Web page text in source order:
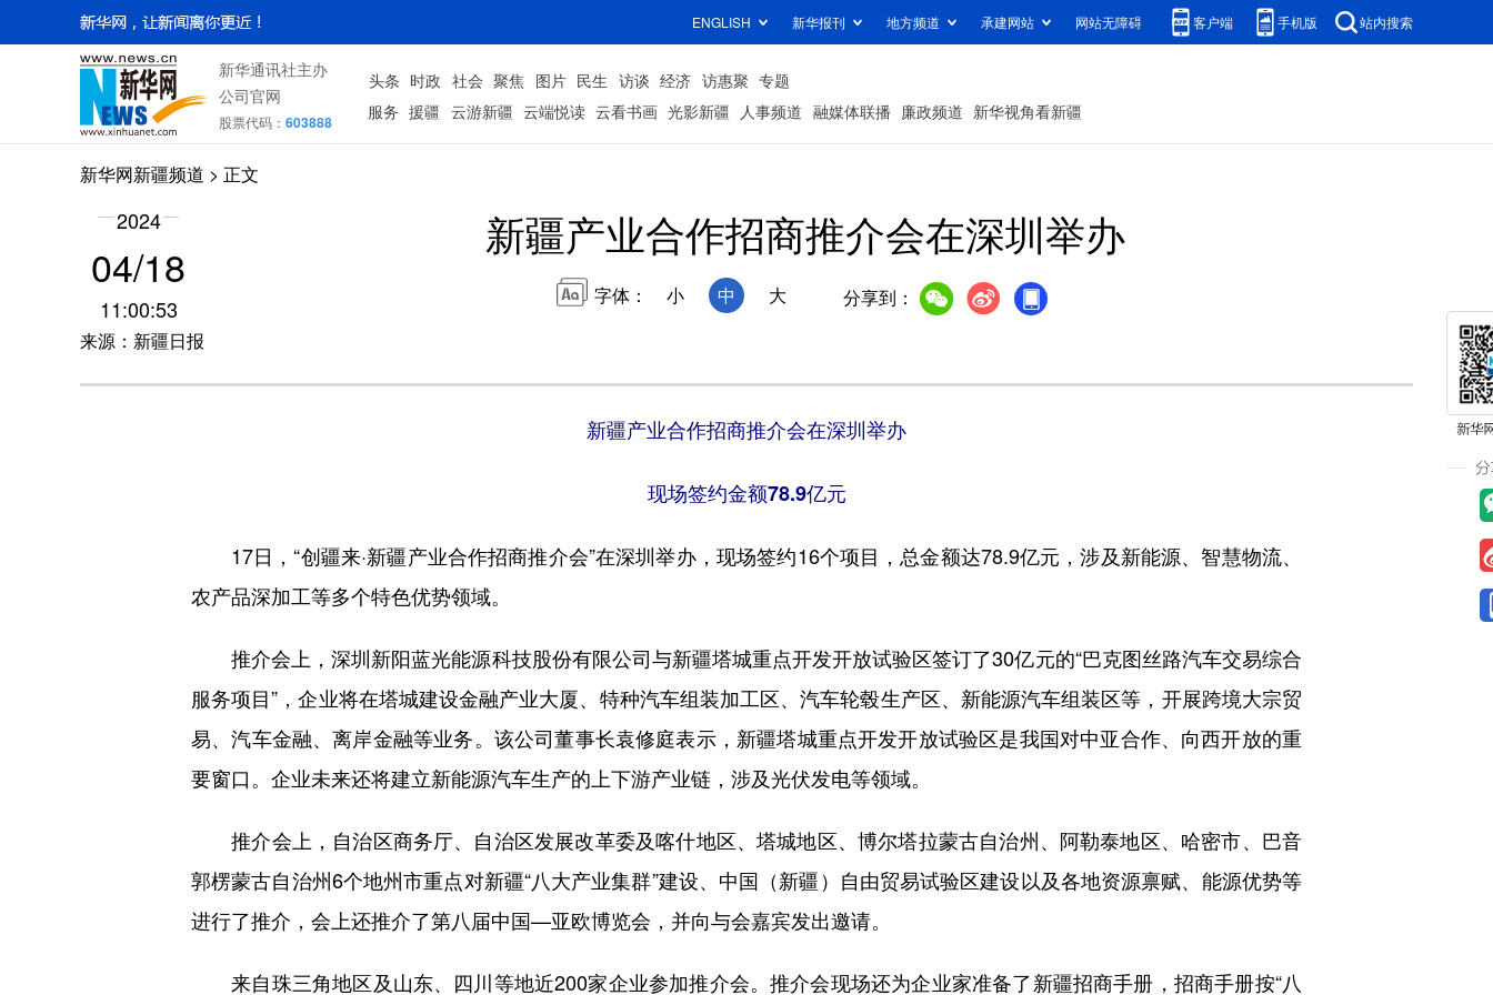
ENGLISH 新华报刊 地方频道 承建网站 网站无障碍 客户端 手机版 站内搜索
新华通讯社主办
公司官网
股票代码： 603888
头条 时政 社会 聚焦 图片 民生 访谈 经济 访惠聚 专题
服务 援疆 云游新疆 云端悦读 云看书画 光影新疆 人事频道 融媒体联播 廉政频道 新华视角看新疆
新华网新疆频道 > 正文
2024
04/18
11:00:53
来源：新疆日报
新疆产业合作招商推介会在深圳举办
字体： 小 中 大 分享到：
新疆产业合作招商推介会在深圳举办
现场签约金额78.9亿元
17日，“创疆来·新疆产业合作招商推介会”在深圳举办，现场签约16个项目，总金额达78.9亿元，涉及新能源、智慧物流、
农产品深加工等多个特色优势领域。
推介会上，深圳新阳蓝光能源科技股份有限公司与新疆塔城重点开发开放试验区签订了30亿元的“巴克图丝路汽车交易综合
服务项目”，企业将在塔城建设金融产业大厦、特种汽车组装加工区、汽车轮毂生产区、新能源汽车组装区等，开展跨境大宗贸
易、汽车金融、离岸金融等业务。该公司董事长袁修庭表示，新疆塔城重点开发开放试验区是我国对中亚合作、向西开放的重
要窗口。企业未来还将建立新能源汽车生产的上下游产业链，涉及光伏发电等领域。
推介会上，自治区商务厅、自治区发展改革委及喀什地区、塔城地区、博尔塔拉蒙古自治州、阿勒泰地区、哈密市、巴音
郭楞蒙古自治州6个地州市重点对新疆“八大产业集群”建设、中国（新疆）自由贸易试验区建设以及各地资源禀赋、能源优势等
进行了推介，会上还推介了第八届中国—亚欧博览会，并向与会嘉宾发出邀请。
来自珠三角地区及山东、四川等地近200家企业参加推介会。推介会现场还为企业家准备了新疆招商手册，招商手册按“八